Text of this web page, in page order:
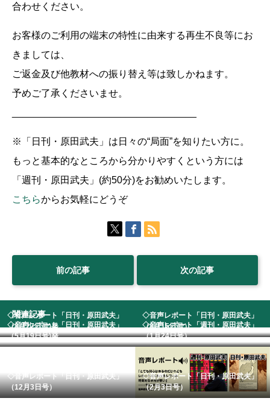
合わせください。
お客様のご利用の端末の特性に由来する再生不良等にお
きましては、
ご返金及び他教材への振り替え等は致しかねます。
予めご了承くださいませ。
※「日刊・原田武夫」は日々の“局面”を知りたい方に。
もっと基本的なところから分かりやすくという方には
「週刊・原田武夫」(約50分)をお勧めいたします。
こちらからお気軽にどうぞ
前の記事 次の記事
関連記事
◇音声レポート「日刊・原田武夫」
（8月27日号)発...
◇音声レポート「日刊・原田武夫」
（8月15日号） ...
◇音声レポート「日刊・原田武夫」
（5月19日号)発...
◇音声レポート「週刊・原田武夫」
（1月24日号）
◇音声レポート「日刊・原田武夫」
（12月3日号）
◇音声レポート「日刊・原田武夫」
（2月3日号）